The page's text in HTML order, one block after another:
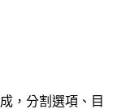
，分割選項、目